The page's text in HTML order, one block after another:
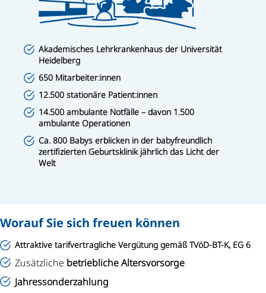
Akademisches Lehrkrankenhaus der Universität
Heidelberg
650 Mitarbeiter:innen
12.500 stationäre Patient:innen
14.500 ambulante Notfälle – davon 1.500
ambulante Operationen
Ca. 800 Babys erblicken in der babyfreundlich
zertifizierten Geburtsklinik jährlich das Licht der
Welt
Worauf Sie sich freuen können
Attraktive tarifvertragliche Vergütung gemäß TVöD-BT-K, EG 6
Zusätzliche betriebliche Altersvorsorge
Jahressonderzahlung